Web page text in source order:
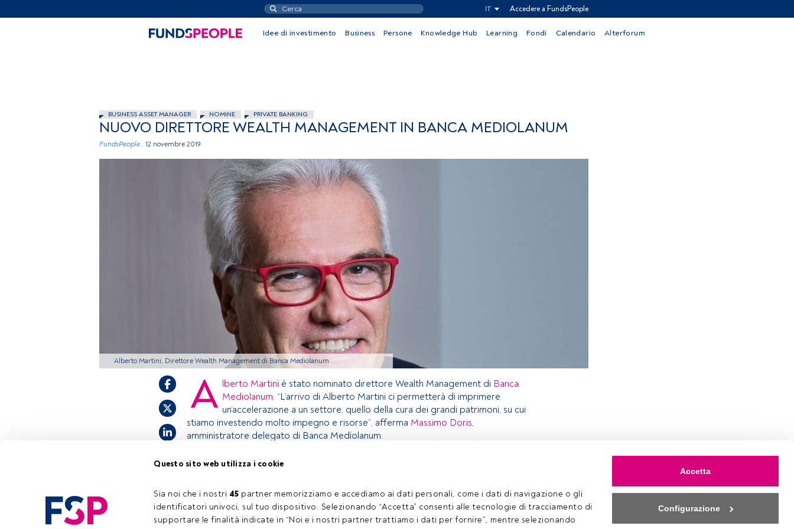
Questo sito web utilizza i cookie
Sia noi che i nostri 45 partner memorizziamo e accediamo ai dati personali, come i dati di navigazione o gli
identificatori univoci, sul tuo dispositivo. Selezionando “Accetta” consenti alle tecnologie di tracciamento di
supportare le finalità indicate in “Noi e i nostri partner trattiamo i dati per fornire”, mentre selezionando
Accetta
Configurazione
IT Accedere a FundsPeople
Idee di investimento Business Persone Knowledge Hub Learning Fondi Calendario Alterforum
BUSINESS ASSET MANAGER NOMINE PRIVATE BANKING
NUOVO DIRETTORE WEALTH MANAGEMENT IN BANCA MEDIOLANUM
FundsPeople . 12 novembre 2019
Alberto Martini, Direttore Wealth Management di Banca Mediolanum
Tempo di lettura: 1 min.
A lberto Martini è stato nominato direttore Wealth Management di Banca
Mediolanum. “L’arrivo di Alberto Martini ci permetterà di imprimere
un’accelerazione a un settore, quello della cura dei grandi patrimoni, su cui
stiamo investendo molto impegno e risorse”, afferma Massimo Doris,
amministratore delegato di Banca Mediolanum.
accedi tramite il pulsante Login. Se non hai ancora un account, ti invitiamo a
registrarti per scoprire tutti i contenuti che FundsPeople ha da offrire.
Accedere a FundsPeople